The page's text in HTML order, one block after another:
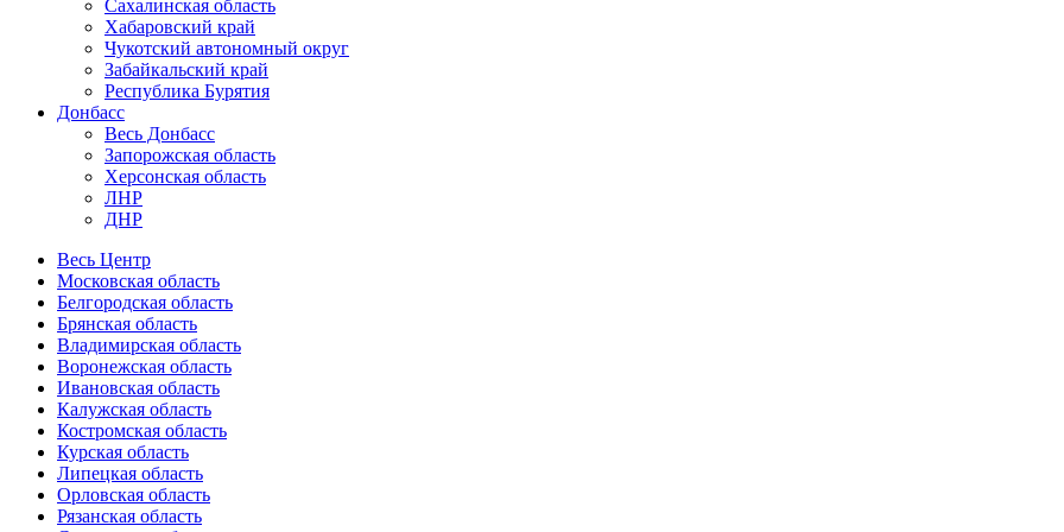
Сахалинская область
Хабаровский край
Чукотский автономный округ
Забайкальский край
Республика Бурятия
Донбасс
Весь Донбасс
Запорожская область
Херсонская область
ЛНР
ДНР
Весь Центр
Московская область
Белгородская область
Брянская область
Владимирская область
Воронежская область
Ивановская область
Калужская область
Костромская область
Курская область
Липецкая область
Орловская область
Рязанская область